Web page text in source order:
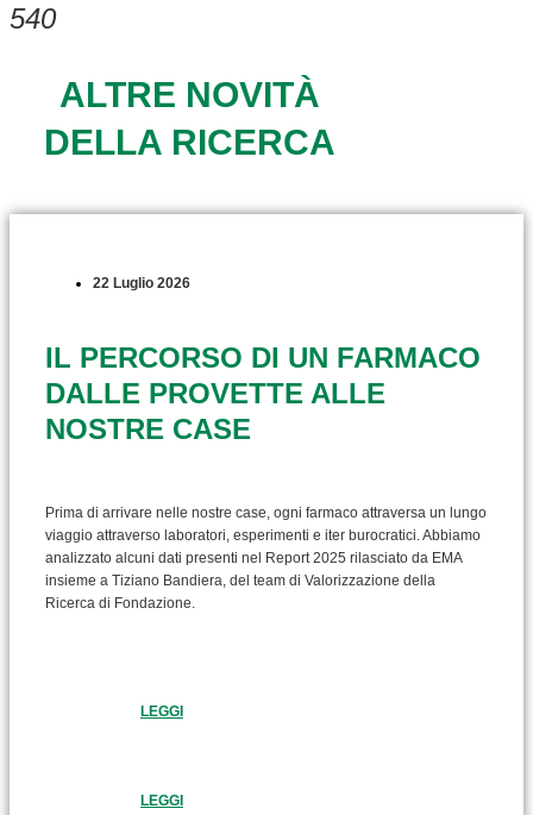
540
ALTRE NOVITÀ
DELLA RICERCA
22 Luglio 2026
IL PERCORSO DI UN FARMACO
DALLE PROVETTE ALLE
NOSTRE CASE
Prima di arrivare nelle nostre case, ogni farmaco attraversa un lungo
viaggio attraverso laboratori, esperimenti e iter burocratici. Abbiamo
analizzato alcuni dati presenti nel Report 2025 rilasciato da EMA
insieme a Tiziano Bandiera, del team di Valorizzazione della
Ricerca di Fondazione.
LEGGI
LEGGI